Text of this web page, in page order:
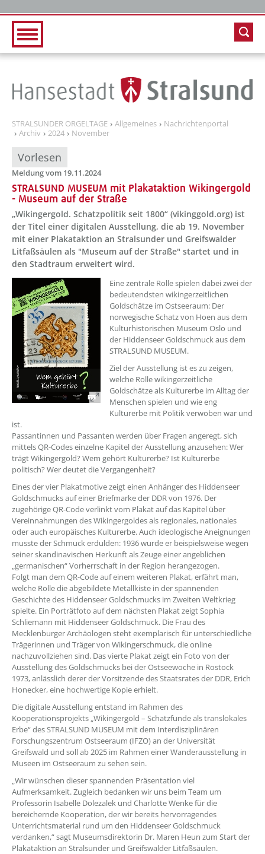
STRALSUNDER ORGELTAGE Allgemeines
Nachrichtenportal
Archiv
2024 November
Vorlesen
Meldung vom 19.11.2024
STRALSUND MUSEUM mit Plakataktion Wikingergold
- Museum auf der Straße
„Wikingergold. Schatzpolitik seit 1800“ (vikinggold.org) ist
der Titel einer digitalen Ausstellung, die ab 19. November
mit einer Plakataktion an Stralsunder und Greifswalder
Litfaßsäulen als "Museum auf der Straße" startet und in
den Stadtraum erweitert wird.
??? absaetzeOben[1]/titel ???
Eine zentrale Rolle spielen dabei zwei der
bedeutendsten wikingerzeitlichen
Goldschätze im Ostseeraum: Der
norwegische Schatz von Hoen aus dem
Kulturhistorischen Museum Oslo und
der Hiddenseer Goldschmuck aus dem
STRALSUND MUSEUM.
Ziel der Ausstellung ist es zu zeigen,
welche Rolle wikingerzeitliche
Goldschätze als Kulturerbe im Alltag der
Menschen spielen und wie eng
Kulturerbe mit Politik verwoben war und
ist.
Passantinnen und Passanten werden über Fragen angeregt, sich
mittels QR-Codes einzelne Kapitel der Ausstellung anzusehen: Wer
trägt Wikingergold? Wem gehört Kulturerbe? Ist Kulturerbe
politisch? Wer deutet die Vergangenheit?
Eines der vier Plakatmotive zeigt einen Anhänger des Hiddenseer
Goldschmucks auf einer Briefmarke der DDR von 1976. Der
zugehörige QR-Code verlinkt vom Plakat auf das Kapitel über
Vereinnahmungen des Wikingergoldes als regionales, nationales
oder auch europäisches Kulturerbe. Auch ideologische Aneignungen
musste der Schmuck erdulden: 1936 wurde er beispielsweise wegen
seiner skandinavischen Herkunft als Zeuge einer angeblichen
„germanischen“ Vorherrschaft in der Region herangezogen.
Folgt man dem QR-Code auf einem weiteren Plakat, erfährt man,
welche Rolle die abgebildete Metallkiste in der spannenden
Geschichte des Hiddenseer Goldschmucks im Zweiten Weltkrieg
spielte. Ein Porträtfoto auf dem nächsten Plakat zeigt Sophia
Schliemann mit Hiddenseer Goldschmuck. Die Frau des
Mecklenburger Archäologen steht exemplarisch für unterschiedliche
Trägerinnen und Träger von Wikingerschmuck, die online
nachzuvollziehen sind. Das vierte Plakat zeigt ein Foto von der
Ausstellung des Goldschmucks bei der Ostseewoche in Rostock
1973, anlässlich derer der Vorsitzende des Staatsrates der DDR, Erich
Honecker, eine hochwertige Kopie erhielt.
Die digitale Ausstellung entstand im Rahmen des
Kooperationsprojekts „Wikingergold – Schatzfunde als translokales
Erbe“ des STRALSUND MUSEUM mit dem Interdisziplinären
Forschungszentrum Ostseeraum (IFZO) an der Universität
Greifswald und soll ab 2025 im Rahmen einer Wanderausstellung in
Museen im Ostseeraum zu sehen sein.
„Wir wünschen dieser spannenden Präsentation viel
Aufmerksamkeit. Zugleich bedanken wir uns beim Team um
Professorin Isabelle Dolezalek und Charlotte Wenke für die
bereichernde Kooperation, der wir bereits hervorragendes
Unterrichtsmaterial rund um den Hiddenseer Goldschmuck
verdanken,“ sagt Museumsdirektorin Dr. Maren Heun zum Start der
Plakataktion an Stralsunder und Greifswalder Litfaßsäulen.